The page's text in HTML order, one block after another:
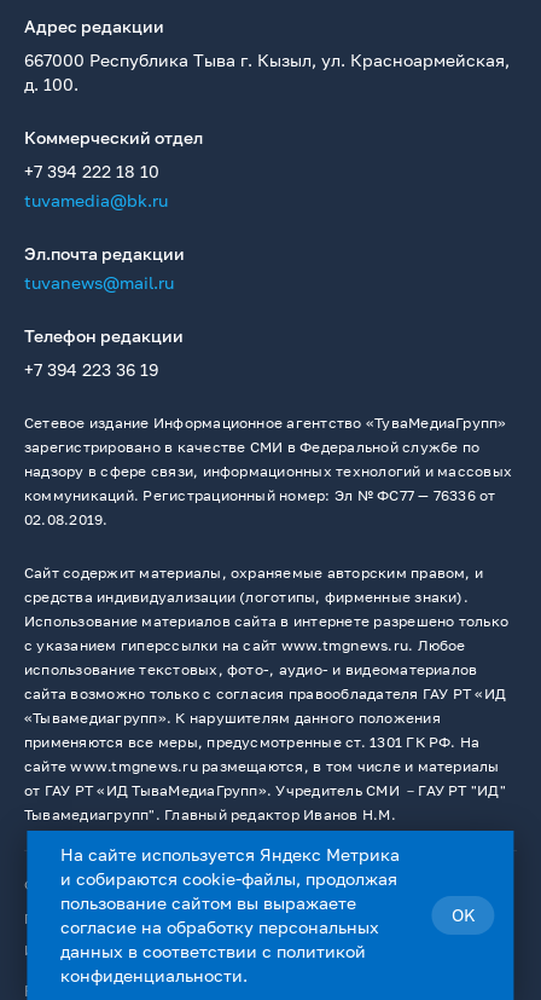
Адрес редакции
667000 Республика Тыва г. Кызыл, ул. Красноармейская,
д. 100.
Коммерческий отдел
+7 394 222 18 10
tuvamedia@bk.ru
Эл.почта редакции
tuvanews@mail.ru
Телефон редакции
+7 394 223 36 19
Сетевое издание Информационное агентство «ТуваМедиаГрупп»
зарегистрировано в качестве СМИ в Федеральной службе по
надзору в сфере связи, информационных технологий и массовых
коммуникаций. Регистрационный номер: Эл № ФС77 — 76336 от
02.08.2019.
Сайт содержит материалы, охраняемые авторским правом, и
средства индивидуализации (логотипы, фирменные знаки).
Использование материалов сайта в интернете разрешено только
с указанием гиперссылки на сайт www.tmgnews.ru. Любое
использование текстовых, фото-, аудио- и видеоматериалов
сайта возможно только с согласия правообладателя ГАУ РТ «ИД
«Тывамедиагрупп». К нарушителям данного положения
применяются все меры, предусмотренные ст. 1301 ГК РФ. На
сайте www.tmgnews.ru размещаются, в том числе и материалы
от ГАУ РТ «ИД ТываМедиаГрупп». Учредитель СМИ －ГАУ РТ "ИД"
Тывамедиагрупп". Главный редактор Иванов Н.М.
© 2026. Все права защищены.
12+
Пользовательское соглашение
Использование cookie-файлов
Работает на
На сайте используется Яндекс Метрика
и собираются cookie-файлы, продолжая
пользование сайтом вы выражаете
согласие наобработку персональных
данных в соответствии с политикой
конфиденциальности.
OK